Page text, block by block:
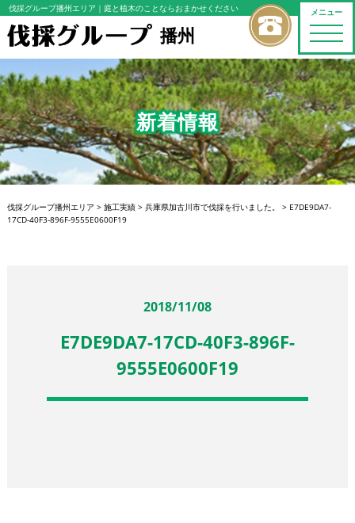
メニュー
toggle
伐採グループ播州エリア ｜庭と植木のことならおまかせください
播州
新着情報
伐採グループ播州エリア > 施工実績> 兵庫県加古川市で伐採を行いました。 > E7DE9DA7-
17CD-40F3-896F-9555E0600F19
2018/11/08
E7DE9DA7-17CD-40F3-896F-
9555E0600F19